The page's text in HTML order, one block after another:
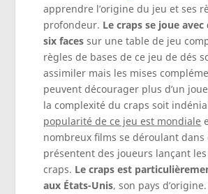
apprendre l’origine du jeu et ses
profondeur. Le craps se joue avec
six facessur une table de jeu
règles de bases de ce jeu de dés
assimiler mais les mises
peuvent décourager plus d’un
la complexité du craps soit
popularité de ce jeu est mondiale
nombreux films se déroulant dans
présentent des joueurs lançant
craps. Le craps est
aux États-Unis, son pays